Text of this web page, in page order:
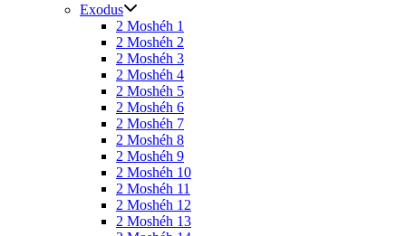
Exodus
2 Moshéh 1
2 Moshéh 2
2 Moshéh 3
2 Moshéh 4
2 Moshéh 5
2 Moshéh 6
2 Moshéh 7
2 Moshéh 8
2 Moshéh 9
2 Moshéh 10
2 Moshéh 11
2 Moshéh 12
2 Moshéh 13